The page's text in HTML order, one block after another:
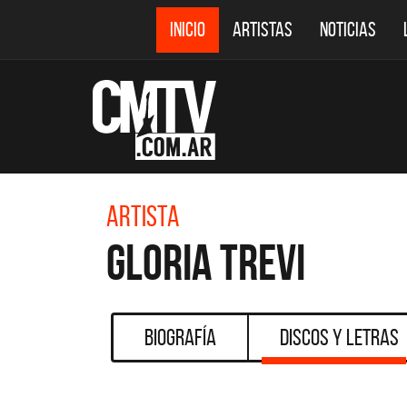
INICIO ARTISTAS NOTICIAS
Artista
Gloria Trevi
Biografía Discos y Letras
DESTACADOS